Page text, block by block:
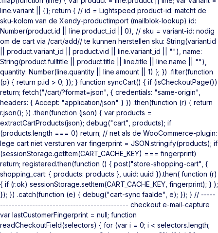
line.variant || {}; return { // id = Lightspeed product-id: matcht de
sku-kolom van de Xendy-productimport (mailblok-lookup) id:
Number(product.id || line.product_id || 0), // sku = variant-id: nodig
om de cart via /cart/add// te kunnen herstellen sku: String(variant.id
|| product.variant_id || product.vid || line.variant_id || ""), name:
String(product.fulltitle || product.title || line.title || line.name || ""),
quantity: Number(line.quantity || line.amount || 1) }; }) .filter(function
(p) { return p.id > 0; }); } function syncCart() { if (isCheckoutPage())
return; fetch("/cart/?format=json", { credentials: "same-origin",
headers: { Accept: "application/json" } }) .then(function (r) { return
r.json(); }) .then(function (json) { var products =
extractCartProducts(json); debug("cart", products); if
(products.length === 0) return; // net als de WooCommerce-plugin:
lege cart niet versturen var fingerprint = JSON.stringify(products); if
(sessionStorage.getItem(CART_CACHE_KEY) === fingerprint)
return; registered.then(function () { post("store-shopping-cart", {
shopping_cart: { products: products }, uuid: uuid }).then( function (r)
{ if (r.ok) sessionStorage.setItem(CART_CACHE_KEY, fingerprint); } );
}); }) .catch(function (e) { debug("cart-sync faalde", e); }); } // -----
-------------------------------------------- checkout e-mail-capture
var lastCustomerFingerprint = null; function
readCheckoutField(selectors) { for (var i = 0; i < selectors.length;